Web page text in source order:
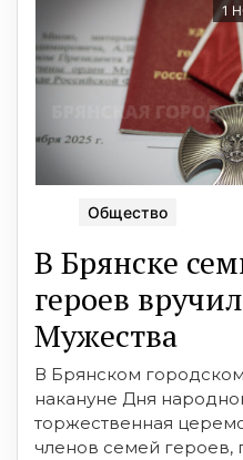
1
Общество
В Брянске
героев
Мужества
В Брянском
накануне Дня
торжественная
членов семей героев,